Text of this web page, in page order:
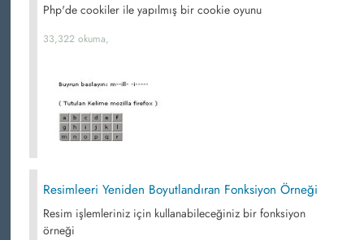
Php'de cookiler ile yapılmış bir cookie oyunu
33,322 okuma,
Resimleeri Yeniden Boyutlandıran Fonksiyon Örneği
Resim işlemleriniz için kullanabileceğiniz bir fonksiyon
örneği